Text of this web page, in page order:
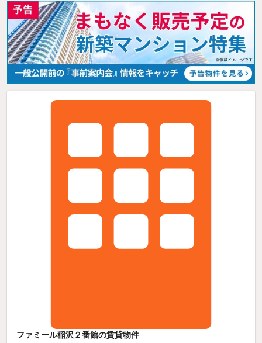
ファミール稲沢２番館の賃貸物件